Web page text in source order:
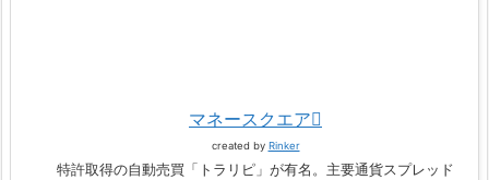
マネースクエア
created by Rinker
特許取得の自動売買「トラリピ」が有名。主要通貨スプレッド